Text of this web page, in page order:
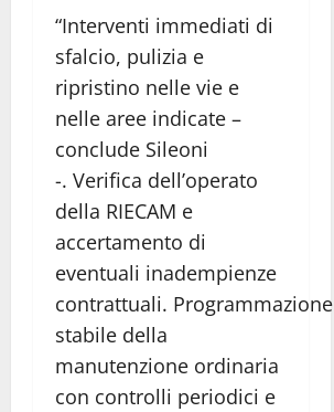
“Interventi immediati di
sfalcio, pulizia e
ripristino nelle vie e
nelle aree indicate –
conclude Sileoni
-. Verifica dell’operato
della RIECAM e
accertamento di
eventuali inadempienze
contrattuali. Programmazione
stabile della
manutenzione ordinaria
con controlli periodici e